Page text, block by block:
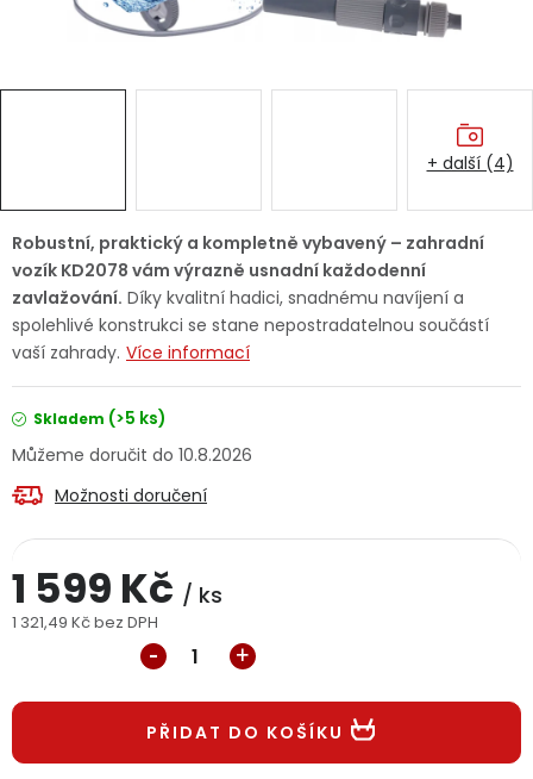
Značky
Servis nářadí Hodnocení obchodu
Reklamační formulář Odstoupení ve lhůtě 14 dní
Obchodní podmínky Reklamační řád
Robustní, praktický a kompletně vybavený – zahradní
vozík KD2078 vám výrazně usnadní každodenní
zavlažování. Díky kvalitní hadici, snadnému navíjení a
spolehlivé konstrukci se stane nepostradatelnou součástí
vaší zahrady. Více informací
Skladem (>5 ks)
10.8.2026
Možnosti doručení
1 599 Kč / ks
1 321,49 Kč bez DPH
PŘIDAT DO KOŠÍKU
+ další (4)